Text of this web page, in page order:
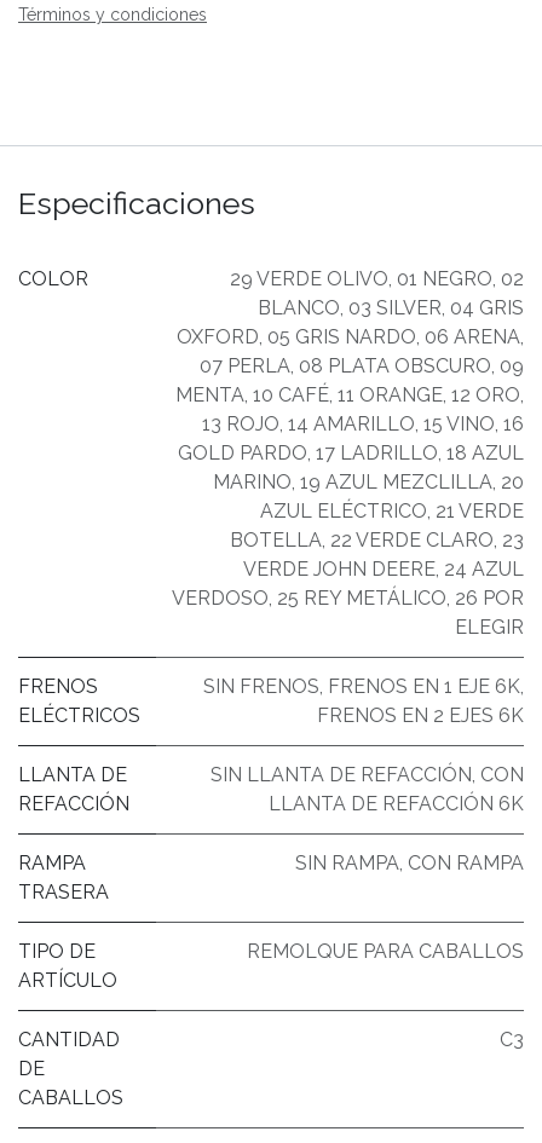
Términos y condiciones
Especificaciones
COLOR 29 VERDE OLIVO, 01 NEGRO, 02
BLANCO, 03 SILVER, 04 GRIS
OXFORD, 05 GRIS NARDO, 06 ARENA,
07 PERLA, 08 PLATA OBSCURO, 09
MENTA, 10 CAFÉ, 11 ORANGE, 12 ORO,
13 ROJO, 14 AMARILLO, 15 VINO, 16
GOLD PARDO, 17 LADRILLO, 18 AZUL
MARINO, 19 AZUL MEZCLILLA, 20
AZUL ELÉCTRICO, 21 VERDE
BOTELLA, 22 VERDE CLARO, 23
VERDE JOHN DEERE, 24 AZUL
VERDOSO, 25 REY METÁLICO, 26 POR
ELEGIR
FRENOS
ELÉCTRICOS
SIN FRENOS, FRENOS EN 1 EJE 6K,
FRENOS EN 2 EJES 6K
LLANTA DE
REFACCIÓN
SIN LLANTA DE REFACCIÓN, CON
LLANTA DE REFACCIÓN 6K
RAMPA
TRASERA
SIN RAMPA, CON RAMPA
TIPO DE
ARTÍCULO
REMOLQUE PARA CABALLOS
CANTIDAD
DE
CABALLOS
C3